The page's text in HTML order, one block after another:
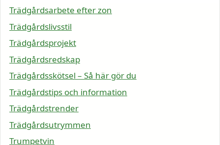
Trädgårdsarbete efter zon
Trädgårdslivsstil
Trädgårdsprojekt
Trädgårdsredskap
Trädgårdsskötsel – Så här gör du
Trädgårdstips och information
Trädgårdstrender
Trädgårdsutrymmen
Trumpetvin